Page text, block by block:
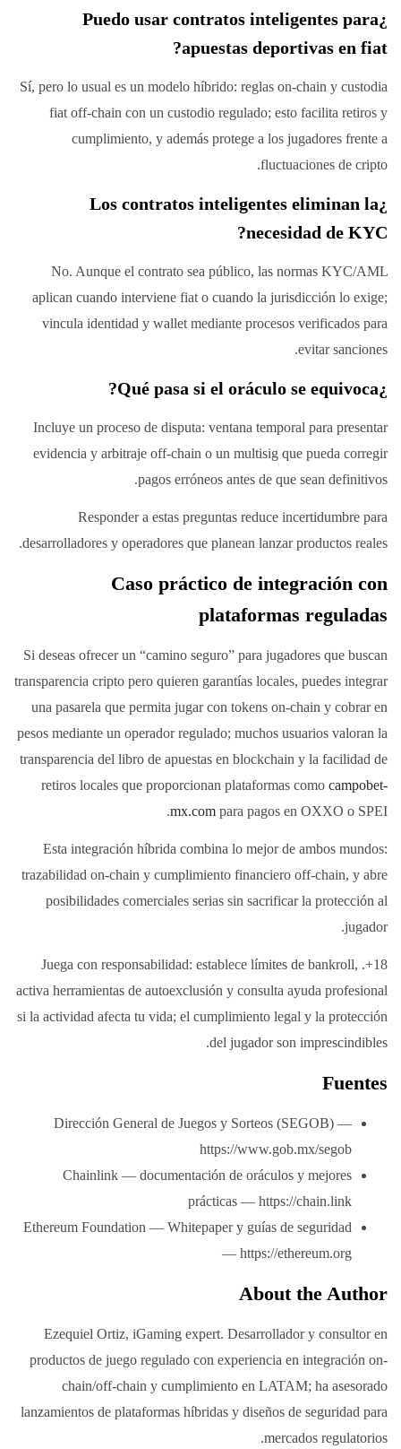
¿Puedo usar contratos inteligentes para
apuestas deportivas en fiat?
Sí, pero lo usual es un modelo híbrido: reglas on-chain y custodia
fiat off-chain con un custodio regulado; esto facilita retiros y
cumplimiento, y además protege a los jugadores frente a
fluctuaciones de cripto.
¿Los contratos inteligentes eliminan la
necesidad de KYC?
No. Aunque el contrato sea público, las normas KYC/AML
aplican cuando interviene fiat o cuando la jurisdicción lo exige;
vincula identidad y wallet mediante procesos verificados para
evitar sanciones.
¿Qué pasa si el oráculo se equivoca?
Incluye un proceso de disputa: ventana temporal para presentar
evidencia y arbitraje off-chain o un multisig que pueda corregir
pagos erróneos antes de que sean definitivos.
Responder a estas preguntas reduce incertidumbre para
desarrolladores y operadores que planean lanzar productos reales.
Caso práctico de integración con
plataformas reguladas
Si deseas ofrecer un “camino seguro” para jugadores que buscan
transparencia cripto pero quieren garantías locales, puedes integrar
una pasarela que permita jugar con tokens on-chain y cobrar en
pesos mediante un operador regulado; muchos usuarios valoran la
transparencia del libro de apuestas en blockchain y la facilidad de
retiros locales que proporcionan plataformas como campobet-
mx.com para pagos en OXXO o SPEI.
Esta integración híbrida combina lo mejor de ambos mundos:
trazabilidad on-chain y cumplimiento financiero off-chain, y abre
posibilidades comerciales serias sin sacrificar la protección al
jugador.
18+. Juega con responsabilidad: establece límites de bankroll,
activa herramientas de autoexclusión y consulta ayuda profesional
si la actividad afecta tu vida; el cumplimiento legal y la protección
del jugador son imprescindibles.
Fuentes
Dirección General de Juegos y Sorteos (SEGOB) —
https://www.gob.mx/segob
Chainlink — documentación de oráculos y mejores
prácticas — https://chain.link
Ethereum Foundation — Whitepaper y guías de seguridad
— https://ethereum.org
About the Author
Ezequiel Ortiz, iGaming expert. Desarrollador y consultor en
productos de juego regulado con experiencia en integración on-
chain/off-chain y cumplimiento en LATAM; ha asesorado
lanzamientos de plataformas híbridas y diseños de seguridad para
mercados regulatorios.